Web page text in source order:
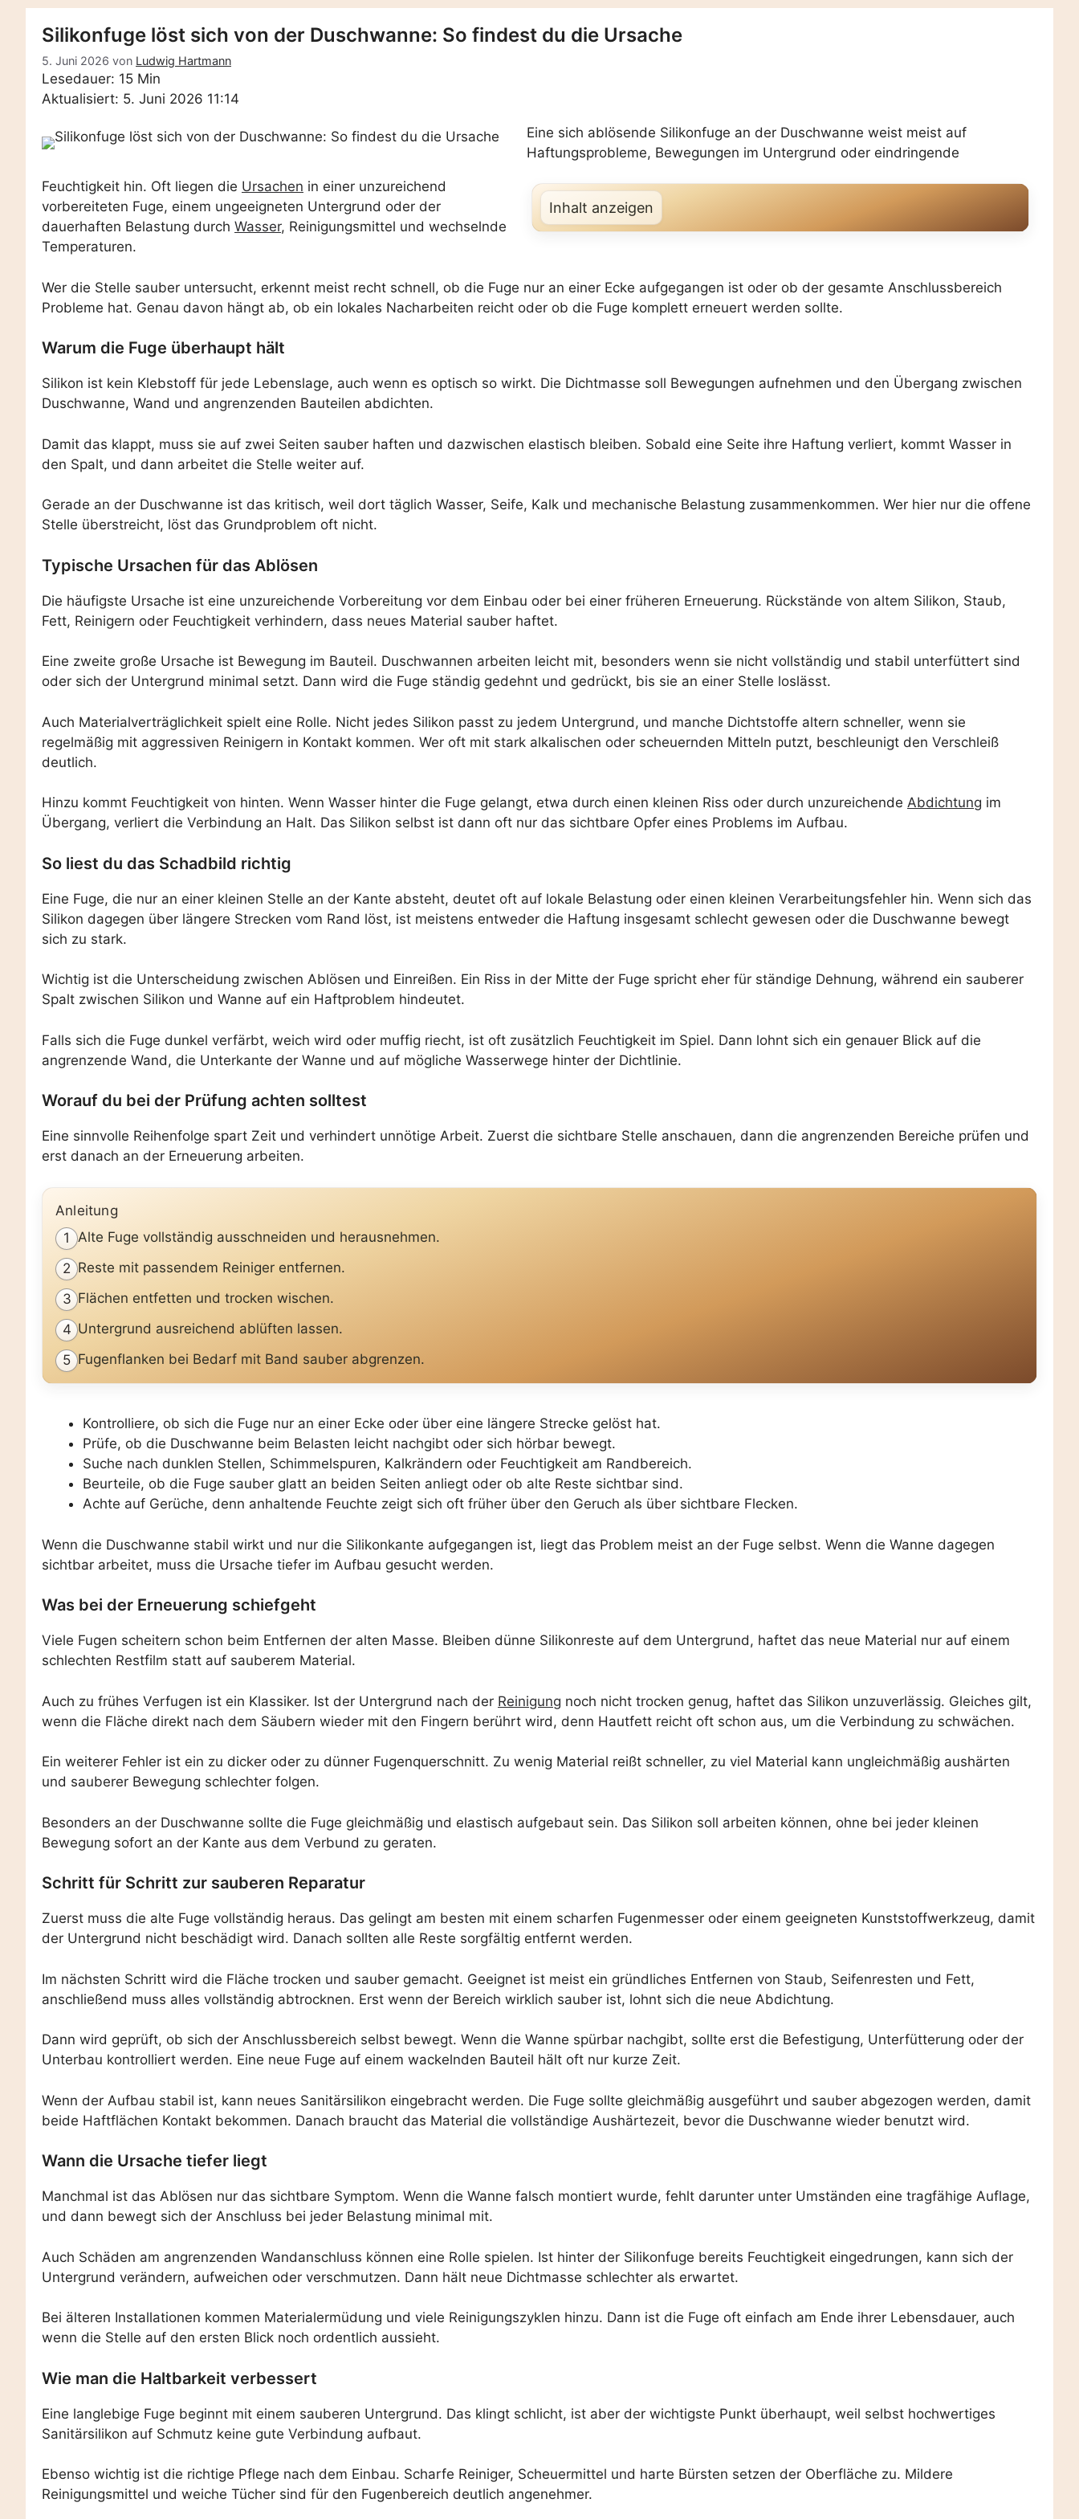
Silikonfuge löst sich von der Duschwanne: So findest du die Ursache
5. Juni 2026 von Ludwig Hartmann
Lesedauer: 15 Min
Aktualisiert: 5. Juni 2026 11:14
Inhalt anzeigen
Eine sich ablösende Silikonfuge an der Duschwanne weist meist auf
Haftungsprobleme, Bewegungen im Untergrund oder eindringende
Feuchtigkeit hin. Oft liegen die Ursachen in einer unzureichend
vorbereiteten Fuge, einem ungeeigneten Untergrund oder der
dauerhaften Belastung durch Wasser, Reinigungsmittel und wechselnde
Temperaturen.
Wer die Stelle sauber untersucht, erkennt meist recht schnell, ob die Fuge nur an einer Ecke aufgegangen ist oder ob der gesamte Anschlussbereich
Probleme hat. Genau davon hängt ab, ob ein lokales Nacharbeiten reicht oder ob die Fuge komplett erneuert werden sollte.
Warum die Fuge überhaupt hält
Silikon ist kein Klebstoff für jede Lebenslage, auch wenn es optisch so wirkt. Die Dichtmasse soll Bewegungen aufnehmen und den Übergang zwischen
Duschwanne, Wand und angrenzenden Bauteilen abdichten.
Damit das klappt, muss sie auf zwei Seiten sauber haften und dazwischen elastisch bleiben. Sobald eine Seite ihre Haftung verliert, kommt Wasser in
den Spalt, und dann arbeitet die Stelle weiter auf.
Gerade an der Duschwanne ist das kritisch, weil dort täglich Wasser, Seife, Kalk und mechanische Belastung zusammenkommen. Wer hier nur die offene
Stelle überstreicht, löst das Grundproblem oft nicht.
Typische Ursachen für das Ablösen
Die häufigste Ursache ist eine unzureichende Vorbereitung vor dem Einbau oder bei einer früheren Erneuerung. Rückstände von altem Silikon, Staub,
Fett, Reinigern oder Feuchtigkeit verhindern, dass neues Material sauber haftet.
Eine zweite große Ursache ist Bewegung im Bauteil. Duschwannen arbeiten leicht mit, besonders wenn sie nicht vollständig und stabil unterfüttert sind
oder sich der Untergrund minimal setzt. Dann wird die Fuge ständig gedehnt und gedrückt, bis sie an einer Stelle loslässt.
Auch Materialverträglichkeit spielt eine Rolle. Nicht jedes Silikon passt zu jedem Untergrund, und manche Dichtstoffe altern schneller, wenn sie
regelmäßig mit aggressiven Reinigern in Kontakt kommen. Wer oft mit stark alkalischen oder scheuernden Mitteln putzt, beschleunigt den Verschleiß
deutlich.
Hinzu kommt Feuchtigkeit von hinten. Wenn Wasser hinter die Fuge gelangt, etwa durch einen kleinen Riss oder durch unzureichende Abdichtung im
Übergang, verliert die Verbindung an Halt. Das Silikon selbst ist dann oft nur das sichtbare Opfer eines Problems im Aufbau.
So liest du das Schadbild richtig
Eine Fuge, die nur an einer kleinen Stelle an der Kante absteht, deutet oft auf lokale Belastung oder einen kleinen Verarbeitungsfehler hin. Wenn sich das
Silikon dagegen über längere Strecken vom Rand löst, ist meistens entweder die Haftung insgesamt schlecht gewesen oder die Duschwanne bewegt
sich zu stark.
Wichtig ist die Unterscheidung zwischen Ablösen und Einreißen. Ein Riss in der Mitte der Fuge spricht eher für ständige Dehnung, während ein sauberer
Spalt zwischen Silikon und Wanne auf ein Haftproblem hindeutet.
Falls sich die Fuge dunkel verfärbt, weich wird oder muffig riecht, ist oft zusätzlich Feuchtigkeit im Spiel. Dann lohnt sich ein genauer Blick auf die
angrenzende Wand, die Unterkante der Wanne und auf mögliche Wasserwege hinter der Dichtlinie.
Worauf du bei der Prüfung achten solltest
Eine sinnvolle Reihenfolge spart Zeit und verhindert unnötige Arbeit. Zuerst die sichtbare Stelle anschauen, dann die angrenzenden Bereiche prüfen und
erst danach an der Erneuerung arbeiten.
Anleitung
1
Alte Fuge vollständig ausschneiden und herausnehmen.
2 Reste mit passendem Reiniger entfernen.
3 Flächen entfetten und trocken wischen.
4 Untergrund ausreichend ablüften lassen.
5 Fugenflanken bei Bedarf mit Band sauber abgrenzen.
Kontrolliere, ob sich die Fuge nur an einer Ecke oder über eine längere Strecke gelöst hat.
Prüfe, ob die Duschwanne beim Belasten leicht nachgibt oder sich hörbar bewegt.
Suche nach dunklen Stellen, Schimmelspuren, Kalkrändern oder Feuchtigkeit am Randbereich.
Beurteile, ob die Fuge sauber glatt an beiden Seiten anliegt oder ob alte Reste sichtbar sind.
Achte auf Gerüche, denn anhaltende Feuchte zeigt sich oft früher über den Geruch als über sichtbare Flecken.
Wenn die Duschwanne stabil wirkt und nur die Silikonkante aufgegangen ist, liegt das Problem meist an der Fuge selbst. Wenn die Wanne dagegen
sichtbar arbeitet, muss die Ursache tiefer im Aufbau gesucht werden.
Was bei der Erneuerung schiefgeht
Viele Fugen scheitern schon beim Entfernen der alten Masse. Bleiben dünne Silikonreste auf dem Untergrund, haftet das neue Material nur auf einem
schlechten Restfilm statt auf sauberem Material.
Auch zu frühes Verfugen ist ein Klassiker. Ist der Untergrund nach der Reinigung noch nicht trocken genug, haftet das Silikon unzuverlässig. Gleiches gilt,
wenn die Fläche direkt nach dem Säubern wieder mit den Fingern berührt wird, denn Hautfett reicht oft schon aus, um die Verbindung zu schwächen.
Ein weiterer Fehler ist ein zu dicker oder zu dünner Fugenquerschnitt. Zu wenig Material reißt schneller, zu viel Material kann ungleichmäßig aushärten
und sauberer Bewegung schlechter folgen.
Besonders an der Duschwanne sollte die Fuge gleichmäßig und elastisch aufgebaut sein. Das Silikon soll arbeiten können, ohne bei jeder kleinen
Bewegung sofort an der Kante aus dem Verbund zu geraten.
Schritt für Schritt zur sauberen Reparatur
Zuerst muss die alte Fuge vollständig heraus. Das gelingt am besten mit einem scharfen Fugenmesser oder einem geeigneten Kunststoffwerkzeug, damit
der Untergrund nicht beschädigt wird. Danach sollten alle Reste sorgfältig entfernt werden.
Im nächsten Schritt wird die Fläche trocken und sauber gemacht. Geeignet ist meist ein gründliches Entfernen von Staub, Seifenresten und Fett,
anschließend muss alles vollständig abtrocknen. Erst wenn der Bereich wirklich sauber ist, lohnt sich die neue Abdichtung.
Dann wird geprüft, ob sich der Anschlussbereich selbst bewegt. Wenn die Wanne spürbar nachgibt, sollte erst die Befestigung, Unterfütterung oder der
Unterbau kontrolliert werden. Eine neue Fuge auf einem wackelnden Bauteil hält oft nur kurze Zeit.
Wenn der Aufbau stabil ist, kann neues Sanitärsilikon eingebracht werden. Die Fuge sollte gleichmäßig ausgeführt und sauber abgezogen werden, damit
beide Haftflächen Kontakt bekommen. Danach braucht das Material die vollständige Aushärtezeit, bevor die Duschwanne wieder benutzt wird.
Wann die Ursache tiefer liegt
Manchmal ist das Ablösen nur das sichtbare Symptom. Wenn die Wanne falsch montiert wurde, fehlt darunter unter Umständen eine tragfähige Auflage,
und dann bewegt sich der Anschluss bei jeder Belastung minimal mit.
Auch Schäden am angrenzenden Wandanschluss können eine Rolle spielen. Ist hinter der Silikonfuge bereits Feuchtigkeit eingedrungen, kann sich der
Untergrund verändern, aufweichen oder verschmutzen. Dann hält neue Dichtmasse schlechter als erwartet.
Bei älteren Installationen kommen Materialermüdung und viele Reinigungszyklen hinzu. Dann ist die Fuge oft einfach am Ende ihrer Lebensdauer, auch
wenn die Stelle auf den ersten Blick noch ordentlich aussieht.
Wie man die Haltbarkeit verbessert
Eine langlebige Fuge beginnt mit einem sauberen Untergrund. Das klingt schlicht, ist aber der wichtigste Punkt überhaupt, weil selbst hochwertiges
Sanitärsilikon auf Schmutz keine gute Verbindung aufbaut.
Ebenso wichtig ist die richtige Pflege nach dem Einbau. Scharfe Reiniger, Scheuermittel und harte Bürsten setzen der Oberfläche zu. Mildere
Reinigungsmittel und weiche Tücher sind für den Fugenbereich deutlich angenehmer.